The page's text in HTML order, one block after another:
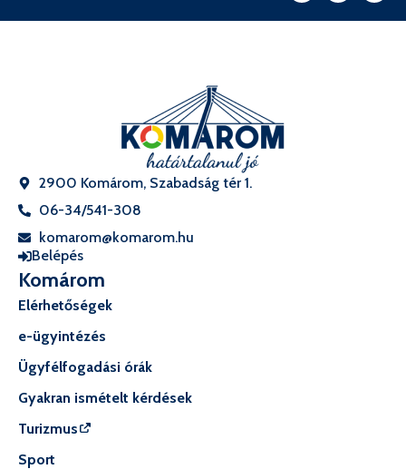
2900 Komárom, Szabadság tér 1.
06-34/541-308
komarom@komarom.hu
Belépés
Komárom
Elérhetőségek
e-ügyintézés
Ügyfélfogadási órák
Gyakran ismételt kérdések
Turizmus
Sport